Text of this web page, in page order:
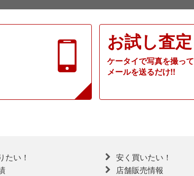
お試し査定
ケータイで写真を撮って
メールを送るだけ!!
たい！
安く買いたい！
店舗販売情報